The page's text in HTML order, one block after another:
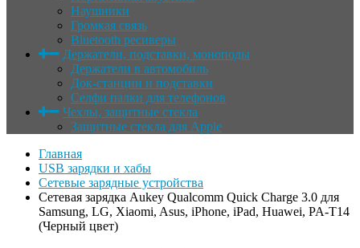
Наушники
Громкая связь
Bluetooth ресиверы
Держатели, подставки, моноподы
Держатели в автомобиль
Док-станции и подставки
Селфи палки для телефонов
Чехлы, защитные стекла
Защитные стекла для Apple
Главная
USB зарядки и хабы
Сетевые зарядные устройства
Сетевая зарядка Aukey Qualcomm Quick Charge 3.0 для
Samsung, LG, Xiaomi, Asus, iPhone, iPad, Huawei, PA-T14
(Черный цвет)